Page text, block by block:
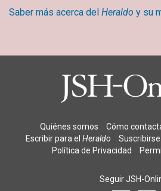
Saber más acerca del Heraldo y su
Quiénes somos Cómo
Escribir para el Heraldo Suscribirse
Política de Privacidad
Seguir JSH-